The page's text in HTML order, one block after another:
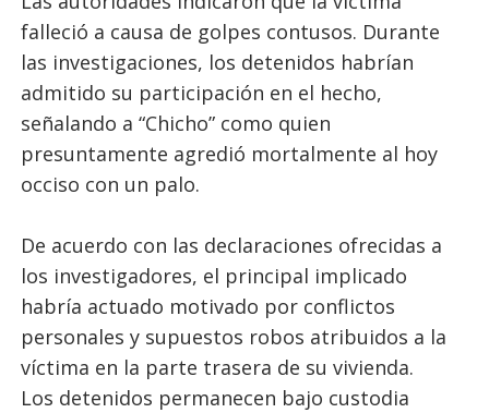
falleció a causa de golpes contusos. Durante
las investigaciones, los detenidos habrían
admitido su participación en el hecho,
señalando a “Chicho” como quien
presuntamente agredió mortalmente al hoy
occiso con un palo.
De acuerdo con las declaraciones ofrecidas a
los investigadores, el principal implicado
habría actuado motivado por conflictos
personales y supuestos robos atribuidos a la
víctima en la parte trasera de su vivienda.
Los detenidos permanecen bajo custodia